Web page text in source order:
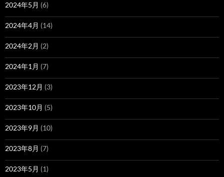
2024年5月 (6)
2024年4月 (14)
2024年2月 (2)
2024年1月 (7)
2023年12月 (3)
2023年10月 (5)
2023年9月 (10)
2023年8月 (7)
2023年5月 (1)